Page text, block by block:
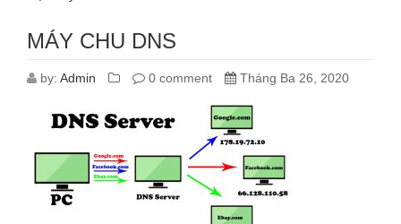
MÁY CHU DNS
by: Admin 0 comment Tháng Ba 26, 2020